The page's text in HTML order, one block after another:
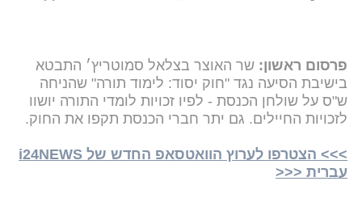
פרסום ראשון: שר האוצר בצלאל סמוטריץ׳ התבטא
בישיבת הסיעה נגד "חוק יסוד: לימוד תורה" שהניחה
ש"ס על שולחן הכנסת - לפיו זכויות לומדי התורה יושוו
לזכויות החיילים. גם יתר חברי הכנסת תקפו את החוק.
>>> הצטרפו לערוץ הוואטסאפ החדש של i24NEWS
עברית <<<